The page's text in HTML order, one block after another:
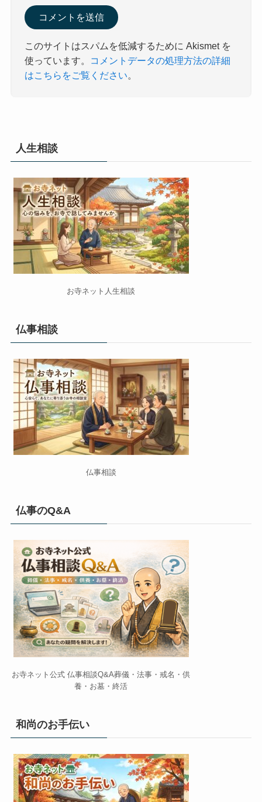
このサイトはスパムを低減するために Akismet を
使っています。
コメントデータの処理方法の詳細
はこちらをご覧ください。
人生相談
お寺ネット人生相談
仏事相談
仏事相談
仏事のQ&A
お寺ネット公式 仏事相談Q&A葬儀・法事・戒名・供
養・お墓・終活
和尚のお手伝い